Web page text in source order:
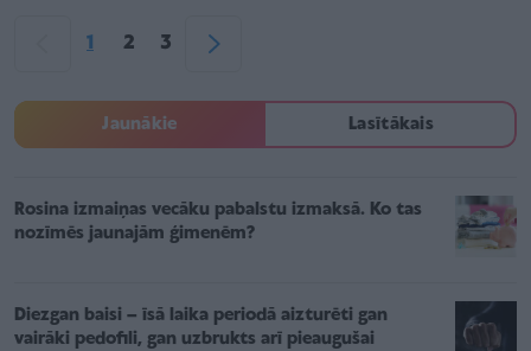
1 2 3
Jaunākie Lasītākais
Rosina izmaiņas vecāku pabalstu izmaksā. Ko tas
nozīmēs jaunajām ģimenēm?
Diezgan baisi – īsā laika periodā aizturēti gan
vairāki pedofili, gan uzbrukts arī pieaugušai